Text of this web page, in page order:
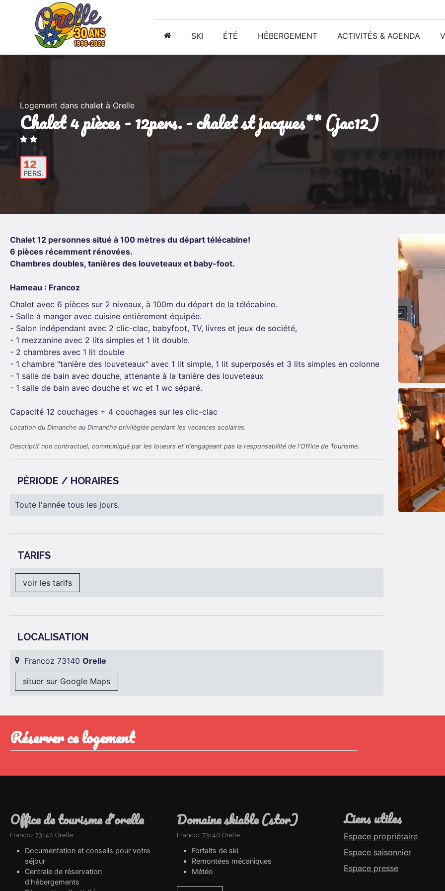
SKI ÉTÉ HÉBERGEMENT ACTIVITÉS & AGENDA
Logement dans chalet à Orelle
chalet 4 pièces - 12pers. - chalet st jacques** (jac12)
12
PERS.
Chalet 12 personnes situé à 100 mètres du départ télécabine!
6 pièces récemment rénovées.
Chambres doubles, tanières des louveteaux et baby-foot.
Hameau : Francoz
Chalet avec 6 pièces sur 2 niveaux, à 100m du départ de la télécabine.
- Salle à manger avec cuisine entièrement équipée.
- Salon indépendant avec 2 clic-clac, babyfoot, TV, livres et jeux de société,
- 1 mezzanine avec 2 lits simples et 1 lit double.
- 2 chambres avec 1 lit double
- 1 chambre "tanière des louveteaux" avec 1 lit simple, 1 lit superposés et 3 lits simples en colonne
- 1 salle de bain avec douche, attenante à la tanière des louveteaux
- 1 salle de bain avec douche et wc et 1 wc séparé.
Capacité 12 couchages + 4 couchages sur les clic-clac
Location du Dimanche au Dimanche privilégiée pendant les vacances scolaires.
Descriptif non contractuel, communiqué par les loueurs et n'engageant pas la responsabilité de l'Office de Tourisme.
PÉRIODE / HORAIRES
Toute l'année tous les jours.
TARIFS
voir les tarifs
LOCALISATION
Francoz 73140 Orelle
situer sur Google Maps
réserver ce logement
office de tourisme d'orelle
Francoz 73140 Orelle
Documentation et conseils pour votre
séjour
Centrale de réservation
d'hébergements
domaine skiable (stor)
Francoz 73140 Orelle
Forfaits de ski
Remontées mécaniques
Météo
liens utiles
Espace propriétaire
Espace saisonnier
Espace presse